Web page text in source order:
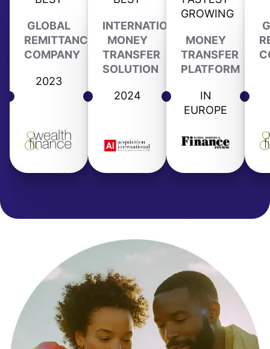
GLOBAL
REMITTANCE
COMPANY
2023
INTERNATIONAL
MONEY
TRANSFER
SOLUTION
2024
GROWING
MONEY
TRANSFER
PLATFORM
IN
EUROPE